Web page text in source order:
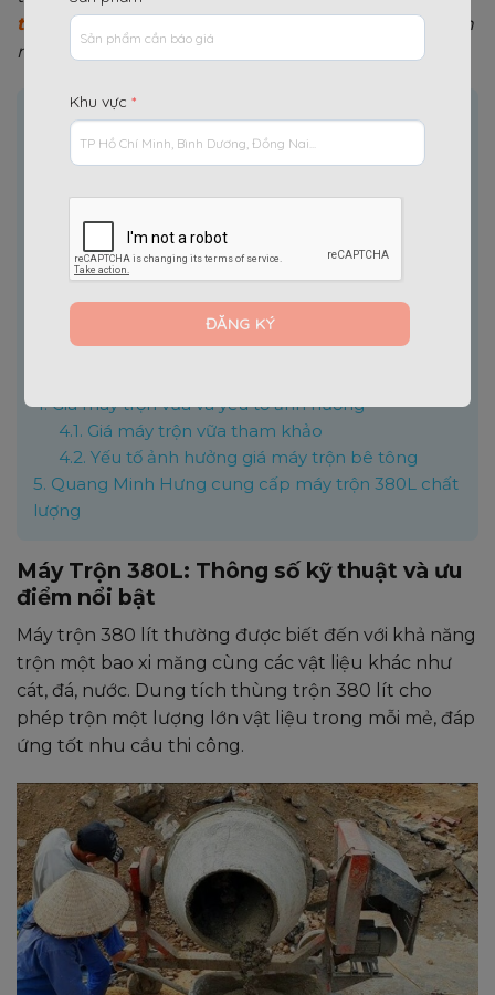
trộn 380L
đã trở thành thiết bị không thể thiếu trên
nhiều công trường.
Nội dung chính [Ẩn]
Máy Trộn 380L: Thông số kỹ thuật và ưu điểm nổi
Thông số kỹ thuật chung
Ưu điểm nổi bật của máy trộn 380L
Máy Trộn Bê Tông và Vữa: Sự khác biệt và ứng
dụng
Máy trộn bê tông
2.2.Máy trộn vữa
4.Giá máy trộn vữa và yếu tố ảnh hưởng
4.1. Giá máy trộn vữa tham khảo
4.2. Yếu tố ảnh hưởng giá máy trộn bê tông
5. Quang Minh Hưng cung cấp máy trộn 380L chất
lượng
Máy Trộn 380L: Thông số kỹ thuật và ưu
điểm nổi bật
Máy trộn 380 lít thường được biết đến với khả năng
trộn một bao xi măng cùng các vật liệu khác như
cát, đá, nước. Dung tích thùng trộn 380 lít cho
phép trộn một lượng lớn vật liệu trong mỗi mẻ, đáp
ứng tốt nhu cầu thi công.
Khu vực *